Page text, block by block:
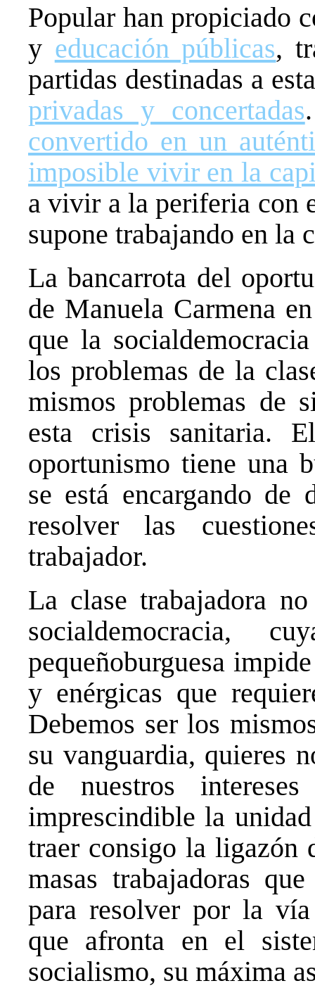
Popular han propiciado
y educación públicas,
partidas destinadas a
privadas y concertadas
convertido en un
imposible vivir en la
a vivir a la periferia con
supone trabajando en la
La bancarrota del
de Manuela Carmena
que la
los problemas de la
mismos problemas de
esta crisis sanitaria.
oportunismo tiene una
se está encargando de
resolver las
trabajador.
La clase trabajadora
socialdemocracia,
pequeñoburguesa
y enérgicas que
Debemos ser los
su vanguardia, quieres
de nuestros
imprescindible la
traer consigo la ligazón
masas trabajadoras
para resolver por la
que afronta en el
socialismo, su máxima